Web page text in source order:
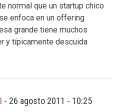
normal que un startup chico
enfoca en un offering
grande tiene muchos
y típicamente descuida
- 26 agosto 2011 - 10:25